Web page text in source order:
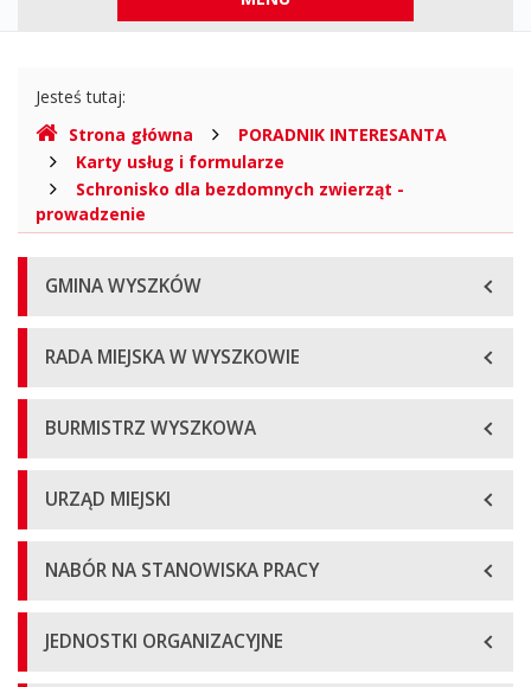
Gdzie
jesteśmy
Jesteś tutaj:
Strona główna
PORADNIK INTERESANTA
Karty usług i formularze
Schronisko dla bezdomnych zwierząt -
prowadzenie
Menu
główne
GMINA WYSZKÓW
RADA MIEJSKA W WYSZKOWIE
BURMISTRZ WYSZKOWA
URZĄD MIEJSKI
NABÓR NA STANOWISKA PRACY
JEDNOSTKI ORGANIZACYJNE